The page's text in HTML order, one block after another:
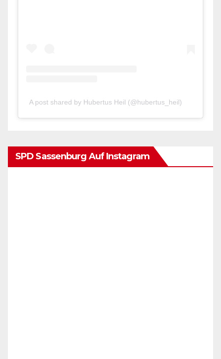
A post shared by Hubertus Heil (@hubertus_heil)
SPD Sassenburg Auf Instagram